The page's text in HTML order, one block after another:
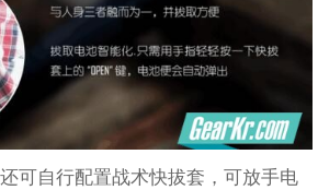
可自行配置战术快拔套，可放手电